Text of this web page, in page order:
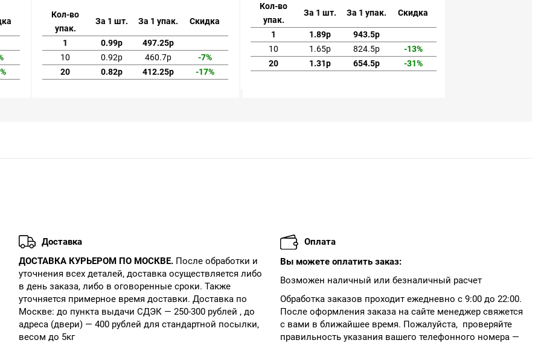
Кол-во
упак.
За 1 шт. За 1 упак. Скидка
1 0.99р
497.25р
10
0.92р 460.7р
-7%
20
0.82р 412.25р -17%
Кол-во
упак.
За 1 шт. За 1 упак. Скидка
1 1.89р
943.5р
10
1.65р 824.5р
-13%
20
1.31р 654.5р -31%
Доставка
ДОСТАВКА КУРЬЕРОМ ПО МОСКВЕ.После обработки и
уточнения всех деталей, доставка осуществляется либо
в день заказа, либо в оговоренные сроки. Также
уточняется примерное время доставки. Доставка по
Москве: до пункта выдачи СДЭК — 250-300 рублей , до
адреса (двери) — 400 рублей для стандартной посылки,
весом до 5кг
Оплата
Вы можете оплатить заказ:
Возможен наличный или безналичный расчет
Обработка заказов проходит ежедневно с 9:00 до 22:00.
После оформления заказа на сайте менеджер свяжется
с вами в ближайшее время. Пожалуйста, проверяйте
правильность указания вашего телефонного номера —